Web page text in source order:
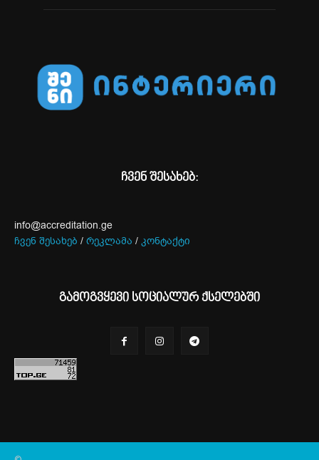
ჩვენ შესახებ:
info@accreditation.ge
ჩვენ შესახებ / რეკლამა / კონტაქტი
გამოგვყევი სოციალურ ქსელებში